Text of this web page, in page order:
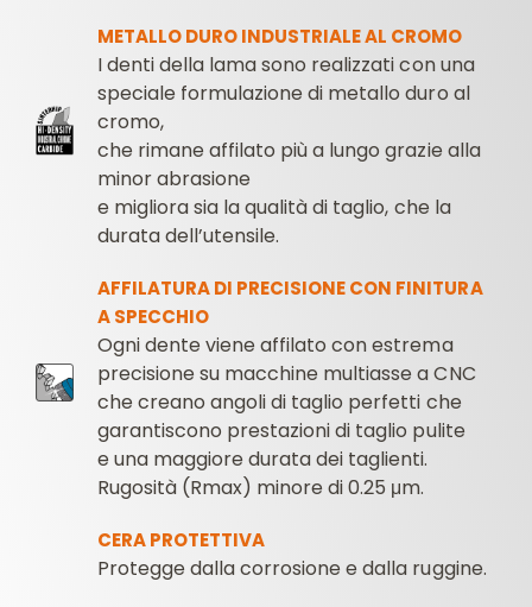
METALLO DURO INDUSTRIALE AL CROMO
I denti della lama sono realizzati con una
speciale formulazione di metallo duro al
cromo,
che rimane affilato più a lungo grazie alla
minor abrasione
e migliora sia la qualità di taglio, che la
durata dell’utensile.
AFFILATURA DI PRECISIONE CON FINITURA
A SPECCHIO
Ogni dente viene affilato con estrema
precisione su macchine multiasse a CNC
che creano angoli di taglio perfetti che
garantiscono prestazioni di taglio pulite
e una maggiore durata dei taglienti.
Rugosità (Rmax) minore di 0.25 μm.
CERA PROTETTIVA
Protegge dalla corrosione e dalla ruggine.